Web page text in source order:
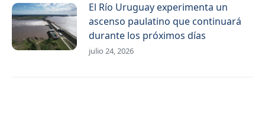
El Río Uruguay experimenta un
ascenso paulatino que continuará
durante los próximos días
julio 24, 2026